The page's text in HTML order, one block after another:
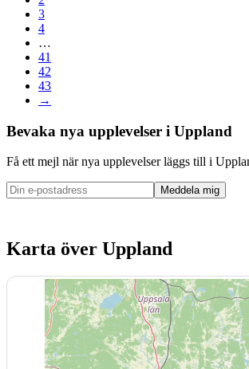
3
4
…
41
42
43
→
Bevaka nya upplevelser i Uppland
Få ett mejl när nya upplevelser läggs till i
Meddela mig
Karta över Uppland